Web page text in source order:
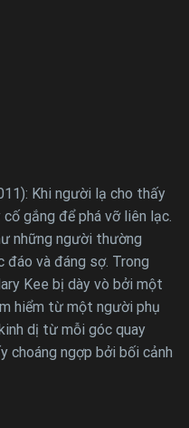
Khi người lạ cho thấy
gắng để phá vỡ liên lạc.
những người thường
đáo và đáng sợ. Trong
Kee bị dày vò bởi một
hiểm từ một người phụ
dị từ mỗi góc quay
choáng ngợp bởi bối cảnh